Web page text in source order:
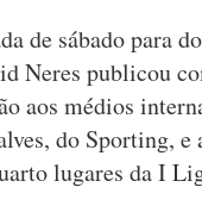
de sábado para
Neres publicou
aos médios
do Sporting,
lugares da I